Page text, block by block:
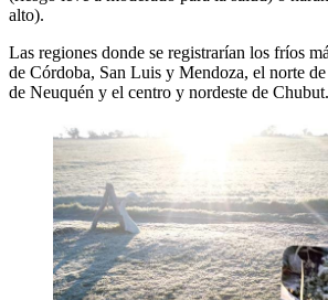
alto).
Las regiones donde se registrarían los fríos
de Córdoba, San Luis y Mendoza, el norte
de Neuquén y el centro y nordeste de Chubut.